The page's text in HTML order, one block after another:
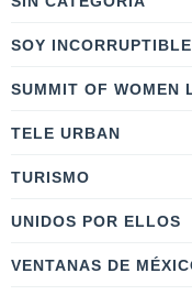
SOY INCORRUPTIBLE
SUMMIT OF WOMEN
TELE URBAN
TURISMO
UNIDOS POR ELLOS
VENTANAS DE